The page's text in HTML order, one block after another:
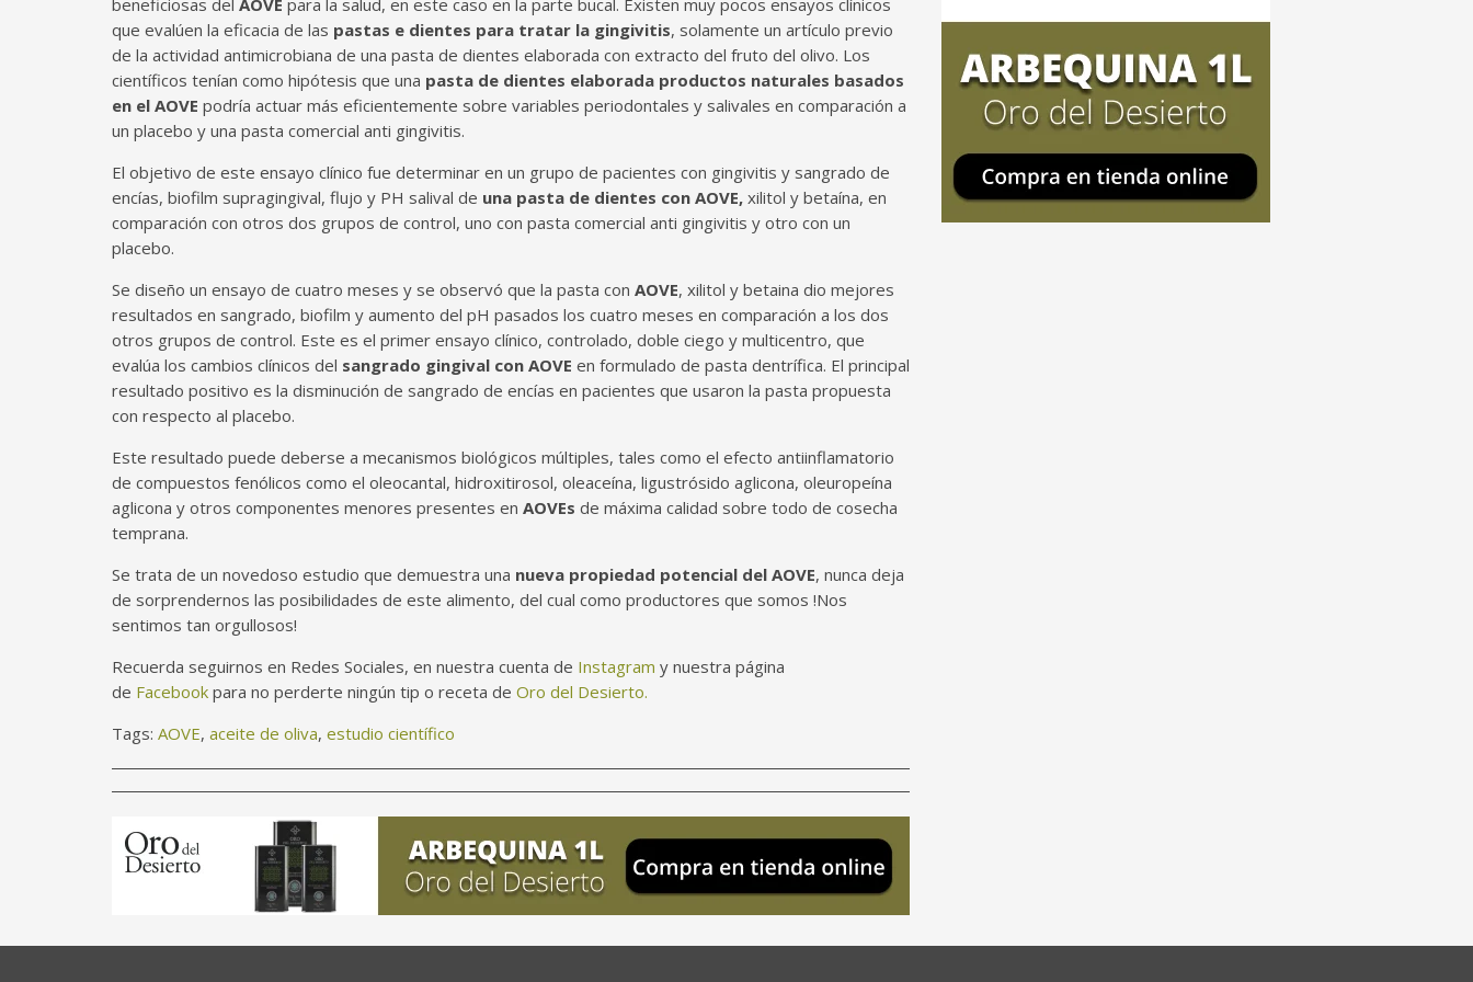
beneficiosas del AOVE para la salud, en este caso en la parte bucal. Existen muy pocos ensayos clínicos
que evalúen la eficacia de las pastas e dientes para tratar la gingivitis, solamente un artículo previo
de la actividad antimicrobiana de una pasta de dientes elaborada con extracto del fruto del olivo. Los
científicos tenían como hipótesis que una pasta de dientes elaborada productos naturales basados
en el AOVE podría actuar más eficientemente sobre variables periodontales y salivales en comparación a
un placebo y una pasta comercial anti gingivitis.
El objetivo de este ensayo clínico fue determinar en un grupo de pacientes con gingivitis y sangrado de
encías, biofilm supragingival, flujo y PH salival de una pasta de dientes con AOVE, xilitol y betaína, en
comparación con otros dos grupos de control, uno con pasta comercial anti gingivitis y otro con un
placebo.
Se diseño un ensayo de cuatro meses y se observó que la pasta con AOVE, xilitol y betaina dio mejores
resultados en sangrado, biofilm y aumento del pH pasados los cuatro meses en comparación a los dos
otros grupos de control. Este es el primer ensayo clínico, controlado, doble ciego y multicentro, que
evalúa los cambios clínicos del sangrado gingival con AOVE en formulado de pasta dentrífica. El principal
resultado positivo es la disminución de sangrado de encías en pacientes que usaron la pasta propuesta
con respecto al placebo.
Este resultado puede deberse a mecanismos biológicos múltiples, tales como el efecto antiinflamatorio
de compuestos fenólicos como el oleocantal, hidroxitirosol, oleaceína, ligustrósido aglicona, oleuropeína
aglicona y otros componentes menores presentes en AOVEs de máxima calidad sobre todo de cosecha
temprana.
Se trata de un novedoso estudio que demuestra una nueva propiedad potencial del AOVE, nunca deja
de sorprendernos las posibilidades de este alimento, del cual como productores que somos !Nos
sentimos tan orgullosos!
Recuerda seguirnos en Redes Sociales, en nuestra cuenta de Instagram y nuestra página
de Facebook para no perderte ningún tip o receta de Oro del Desierto.
Tags: AOVE, aceite de oliva, estudio científico